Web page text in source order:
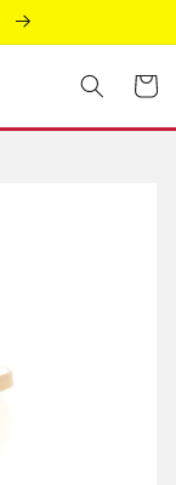
ー